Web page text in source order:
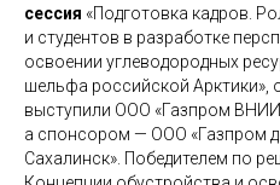
сессия «Подготовка кадров.
и студентов в разработке
освоении углеводородных
шельфа российской Арктики»,
выступили ООО «Газпром
а спонсором — ООО «Газпром
Сахалинск». Победителем по